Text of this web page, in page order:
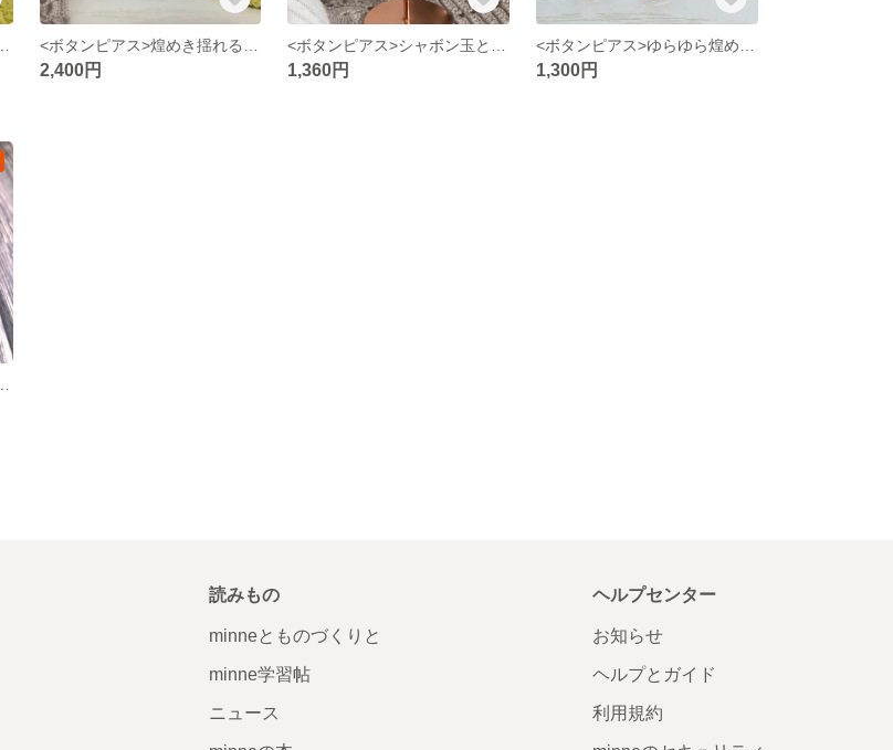
2,400円 1,360円 1,300円
読みもの
minneとものづくりと
minne学習帖
ニュース
ヘルプセンター
お知らせ
ヘルプとガイド
利用規約